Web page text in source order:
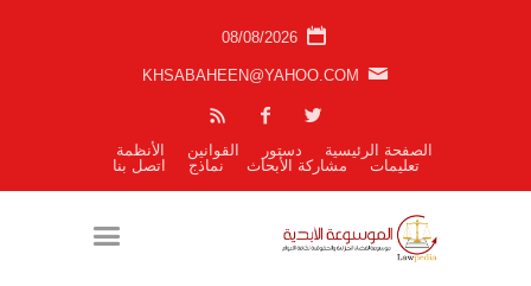
08/08/2026
KHSABAHEEN@YAHOO.COM
الصفحة الرئيسية دستور القوانين
الأنظمة
تعليمات
مشاركة الأبحاث نماذج اتصل بنا